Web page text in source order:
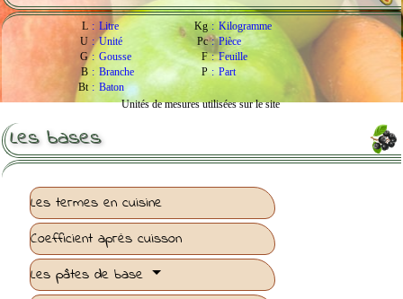
L : Litre Kg : Kilogramme
U : Unité Pc : Pièce
G : Gousse F : Feuille
B : Branche P : Part
Bt : Baton
Unités de mesures utilisées sur le site
Les bases
Les termes en cuisine
Coefficient après cuisson
Les pâtes de base